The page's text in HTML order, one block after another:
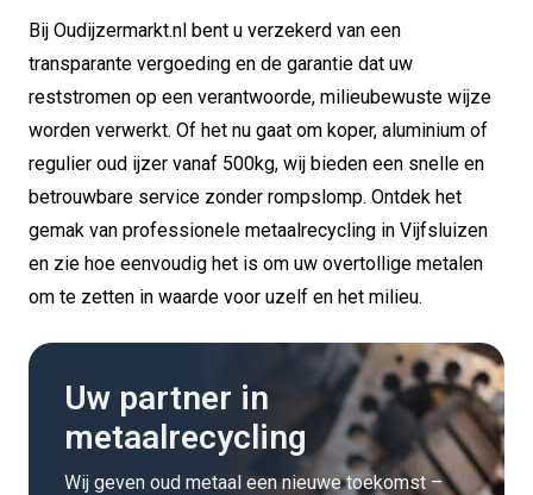
Bij Oudijzermarkt.nl bent u verzekerd van een
transparante vergoeding en de garantie dat uw
reststromen op een verantwoorde, milieubewuste wijze
worden verwerkt. Of het nu gaat om koper, aluminium of
regulier oud ijzer vanaf 500kg, wij bieden een snelle en
betrouwbare service zonder rompslomp. Ontdek het
gemak van professionele metaalrecycling in Vijfsluizen
en zie hoe eenvoudig het is om uw overtollige metalen
om te zetten in waarde voor uzelf en het milieu.
Uw partner in
metaalrecycling
Wij geven oud metaal een nieuwe toekomst –